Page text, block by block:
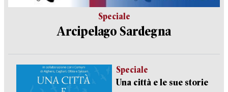
Speciale
Arcipelago Sardegna
Speciale
Una città e le sue storie